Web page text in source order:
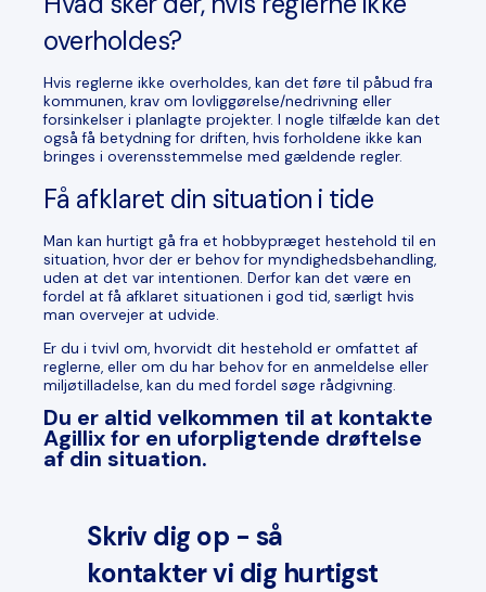
overholdes?
Hvis reglerne ikke overholdes, kan det føre til påbud fra
kommunen, krav om lovliggørelse/nedrivning eller
forsinkelser i planlagte projekter. I nogle tilfælde kan det
også få betydning for driften, hvis forholdene ikke kan
bringes i overensstemmelse med gældende regler.
Få afklaret din situation i tide
Man kan hurtigt gå fra et hobbypræget hestehold til en
situation, hvor der er behov for myndighedsbehandling,
uden at det var intentionen. Derfor kan det være en
fordel at få afklaret situationen i god tid, særligt hvis
man overvejer at udvide.
Er du i tvivl om, hvorvidt dit hestehold er omfattet af
reglerne, eller om du har behov for en anmeldelse eller
miljøtilladelse, kan du med fordel søge rådgivning.
Du er altid velkommen til at kontakte
Agillix for en uforpligtende drøftelse
af din situation.
Skriv dig op - så
kontakter vi dig hurtigst